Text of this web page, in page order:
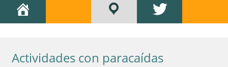
Actividades con paracaídas